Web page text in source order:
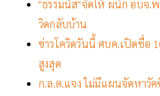
"ธรรมนัส"จัดให้ ผนึก อบจ.
วิดกลับบ้าน
ข่าวโควิดวันนี้ ศบค.เปิดชื่อ
สูงสุด
ก.ล.ต.แจง ไม่มีแผนจัดหาวั